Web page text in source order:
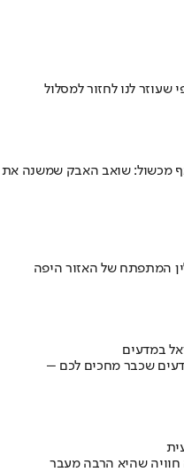
לנו לחזור למסלול
מכשול: שואב האבק שמשנה את
המתפתח של האזור היפה
במדעים
שכבר מחכים לכם –
שהיא הרבה מעבר